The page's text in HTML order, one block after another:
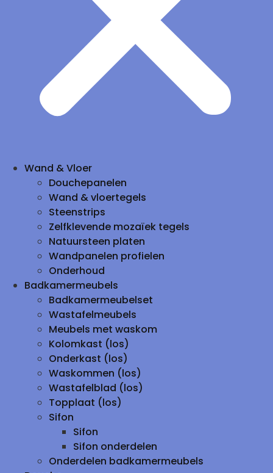
Wand & Vloer
Douchepanelen
Wand & vloertegels
Steenstrips
Zelfklevende mozaïek tegels
Natuursteen platen
Wandpanelen profielen
Onderhoud
Badkamermeubels
Badkamermeubelset
Wastafelmeubels
Meubels met waskom
Kolomkast (los)
Onderkast (los)
Waskommen (los)
Wastafelblad (los)
Topplaat (los)
Sifon
Sifon
Sifon onderdelen
Onderdelen badkamermeubels